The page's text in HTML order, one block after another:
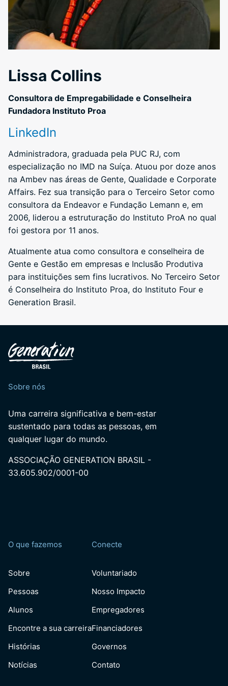
Lissa Collins
Consultora de Empregabilidade e Conselheira
Fundadora Instituto Proa
LinkedIn
Administradora, graduada pela PUC RJ, com
especialização no IMD na Suíça. Atuou por doze anos
na Ambev nas áreas de Gente, Qualidade e Corporate
Affairs. Fez sua transição para o Terceiro Setor como
consultora da Endeavor e Fundação Lemann e, em
2006, liderou a estruturação do Instituto ProA no qual
foi gestora por 11 anos.
Atualmente atua como consultora e conselheira de
Gente e Gestão em empresas e Inclusão Produtiva
para instituições sem fins lucrativos. No Terceiro Setor
é Conselheira do Instituto Proa, do Instituto Four e
Generation Brasil.
Sobre nós
Uma carreira significativa e bem-estar
sustentado para todas as pessoas, em
qualquer lugar do mundo.
ASSOCIAÇÃO GENERATION BRASIL -
33.605.902/0001-00
O que fazemos
Sobre
Pessoas
Alunos
Encontre a sua carreira
Histórias
Notícias
Conecte
Voluntariado
Nosso Impacto
Empregadores
Financiadores
Governos
Contato